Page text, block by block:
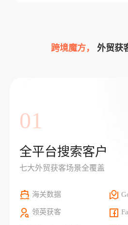
跨境魔方， 外贸获
01
全平台搜索客户
七大外贸获客场景全覆盖
海关数据
领英获客